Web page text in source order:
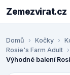
Zemezvirat.cz
Domů Kočky
Rosie's Farm Adult
Výhodné balení